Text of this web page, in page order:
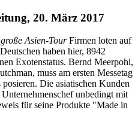
20. März 2017
Asien-TourFirmen loten auf
haben hier, 8942
Exotenstatus. Bernd Meerpohl,
muss am ersten Messetag
Die asiatischen Kunden
unbedingt mit
für seine Produkte "Made in